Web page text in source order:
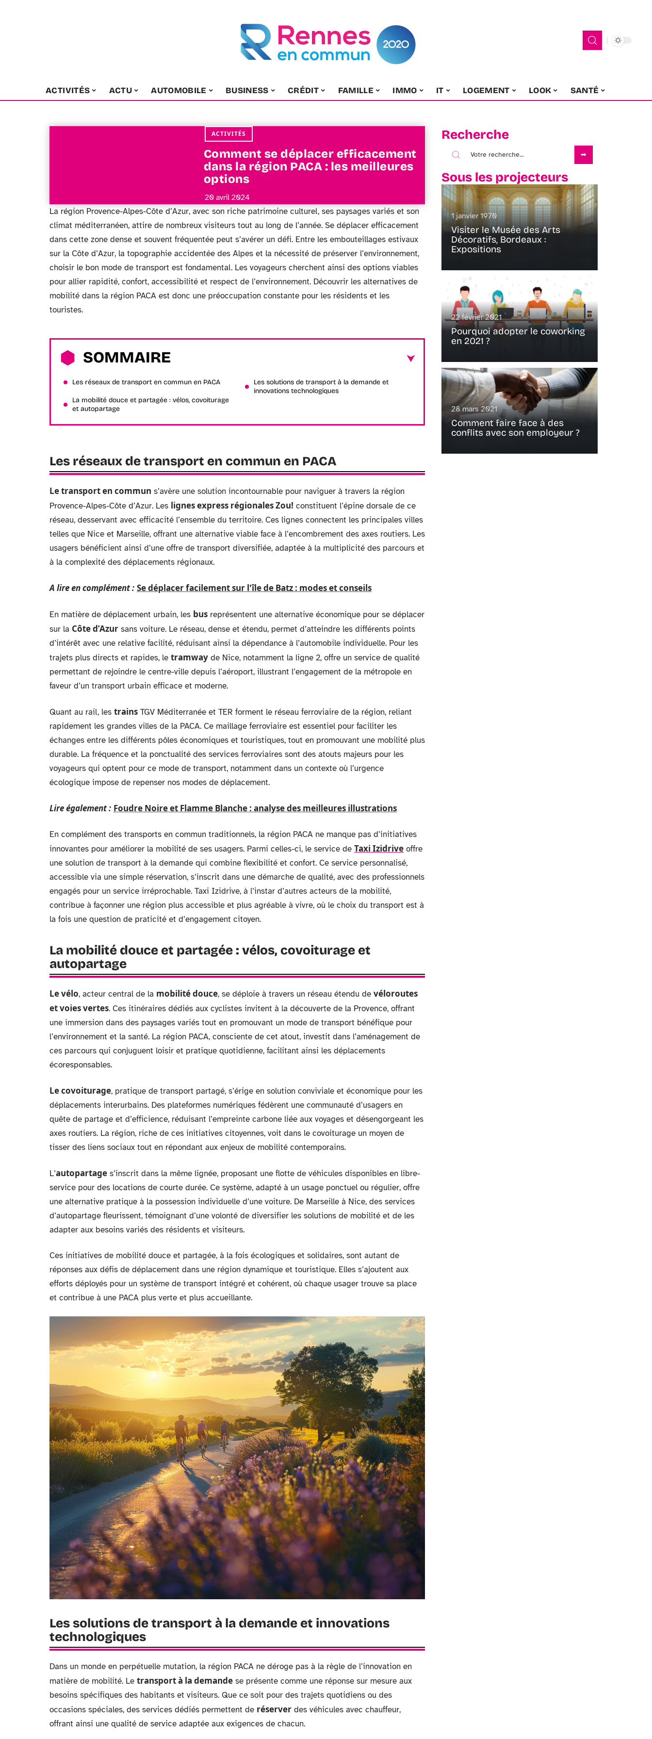
ACTIVITÉS ACTU AUTOMOBILE BUSINESS CRÉDIT FAMILLE IMMO IT LOGEMENT LOOK SANTÉ
ACTIVITÉS
Comment se déplacer efficacement
dans la région PACA : les meilleures
options
20 avril 2024
La région Provence-Alpes-Côte d’Azur, avec son riche patrimoine culturel, ses paysages variés et son
climat méditerranéen, attire de nombreux visiteurs tout au long de l’année. Se déplacer efficacement
dans cette zone dense et souvent fréquentée peut s’avérer un défi. Entre les embouteillages estivaux
sur la Côte d’Azur, la topographie accidentée des Alpes et la nécessité de préserver l’environnement,
choisir le bon mode de transport est fondamental. Les voyageurs cherchent ainsi des options viables
pour allier rapidité, confort, accessibilité et respect de l’environnement. Découvrir les alternatives de
mobilité dans la région PACA est donc une préoccupation constante pour les résidents et les
touristes.
SOMMAIRE
Les réseaux de transport en commun en PACA
La mobilité douce et partagée : vélos, covoiturage
et autopartage
Les solutions de transport à la demande et
innovations technologiques
Les réseaux de transport en commun en PACA
Le transport en commun s’avère une solution incontournable pour naviguer à travers la région
Provence-Alpes-Côte d’Azur. Les lignes express régionales Zou! constituent l’épine dorsale de ce
réseau, desservant avec efficacité l’ensemble du territoire. Ces lignes connectent les principales villes
telles que Nice et Marseille, offrant une alternative viable face à l’encombrement des axes routiers. Les
usagers bénéficient ainsi d’une offre de transport diversifiée, adaptée à la multiplicité des parcours et
à la complexité des déplacements régionaux.
A lire en complément : Se déplacer facilement sur l'île de Batz : modes et conseils
En matière de déplacement urbain, les bus représentent une alternative économique pour se déplacer
sur la Côte d’Azur sans voiture. Le réseau, dense et étendu, permet d’atteindre les différents points
d’intérêt avec une relative facilité, réduisant ainsi la dépendance à l’automobile individuelle. Pour les
trajets plus directs et rapides, le tramway de Nice, notamment la ligne 2, offre un service de qualité
permettant de rejoindre le centre-ville depuis l’aéroport, illustrant l’engagement de la métropole en
faveur d’un transport urbain efficace et moderne.
Quant au rail, les trains TGV Méditerranée et TER forment le réseau ferroviaire de la région, reliant
rapidement les grandes villes de la PACA. Ce maillage ferroviaire est essentiel pour faciliter les
échanges entre les différents pôles économiques et touristiques, tout en promouvant une mobilité plus
durable. La fréquence et la ponctualité des services ferroviaires sont des atouts majeurs pour les
voyageurs qui optent pour ce mode de transport, notamment dans un contexte où l’urgence
écologique impose de repenser nos modes de déplacement.
Lire également : Foudre Noire et Flamme Blanche : analyse des meilleures illustrations
En complément des transports en commun traditionnels, la région PACA ne manque pas d’initiatives
innovantes pour améliorer la mobilité de ses usagers. Parmi celles-ci, le service de Taxi Izidrive offre
une solution de transport à la demande qui combine flexibilité et confort. Ce service personnalisé,
accessible via une simple réservation, s’inscrit dans une démarche de qualité, avec des professionnels
engagés pour un service irréprochable. Taxi Izidrive, à l’instar d’autres acteurs de la mobilité,
contribue à façonner une région plus accessible et plus agréable à vivre, où le choix du transport est à
la fois une question de praticité et d’engagement citoyen.
La mobilité douce et partagée : vélos, covoiturage et
autopartage
Le vélo, acteur central de la mobilité douce, se déploie à travers un réseau étendu de véloroutes
et voies vertes. Ces itinéraires dédiés aux cyclistes invitent à la découverte de la Provence, offrant
une immersion dans des paysages variés tout en promouvant un mode de transport bénéfique pour
l’environnement et la santé. La région PACA, consciente de cet atout, investit dans l’aménagement de
ces parcours qui conjuguent loisir et pratique quotidienne, facilitant ainsi les déplacements
écoresponsables.
Le covoiturage, pratique de transport partagé, s’érige en solution conviviale et économique pour les
déplacements interurbains. Des plateformes numériques fédèrent une communauté d’usagers en
quête de partage et d’efficience, réduisant l’empreinte carbone liée aux voyages et désengorgeant les
axes routiers. La région, riche de ces initiatives citoyennes, voit dans le covoiturage un moyen de
tisser des liens sociaux tout en répondant aux enjeux de mobilité contemporains.
L’autopartage s’inscrit dans la même lignée, proposant une flotte de véhicules disponibles en libre-
service pour des locations de courte durée. Ce système, adapté à un usage ponctuel ou régulier, offre
une alternative pratique à la possession individuelle d’une voiture. De Marseille à Nice, des services
d’autopartage fleurissent, témoignant d’une volonté de diversifier les solutions de mobilité et de les
adapter aux besoins variés des résidents et visiteurs.
Ces initiatives de mobilité douce et partagée, à la fois écologiques et solidaires, sont autant de
réponses aux défis de déplacement dans une région dynamique et touristique. Elles s’ajoutent aux
efforts déployés pour un système de transport intégré et cohérent, où chaque usager trouve sa place
et contribue à une PACA plus verte et plus accueillante.
Les solutions de transport à la demande et innovations
technologiques
Dans un monde en perpétuelle mutation, la région PACA ne déroge pas à la règle de l’innovation en
matière de mobilité. Le transport à la demande se présente comme une réponse sur mesure aux
besoins spécifiques des habitants et visiteurs. Que ce soit pour des trajets quotidiens ou des
occasions spéciales, des services dédiés permettent de réserver des véhicules avec chauffeur,
offrant ainsi une qualité de service adaptée aux exigences de chacun.
Recherche
Sous les projecteurs
1 janvier 1970
Visiter le Musée des Arts
Décoratifs, Bordeaux :
Expositions
22 février 2021
Pourquoi adopter le coworking
en 2021 ?
28 mars 2021
Comment faire face à des
conflits avec son employeur ?